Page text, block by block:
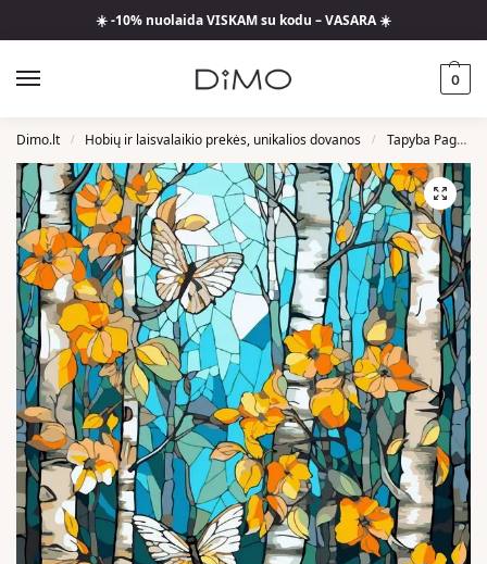
☀️ -10% nuolaida VISKAM su kodu – VASARA ☀️
0
Dimo.lt / Hobių ir laisvalaikio prekės, unikalios dovanos / Tapyba Pagal Skaičius